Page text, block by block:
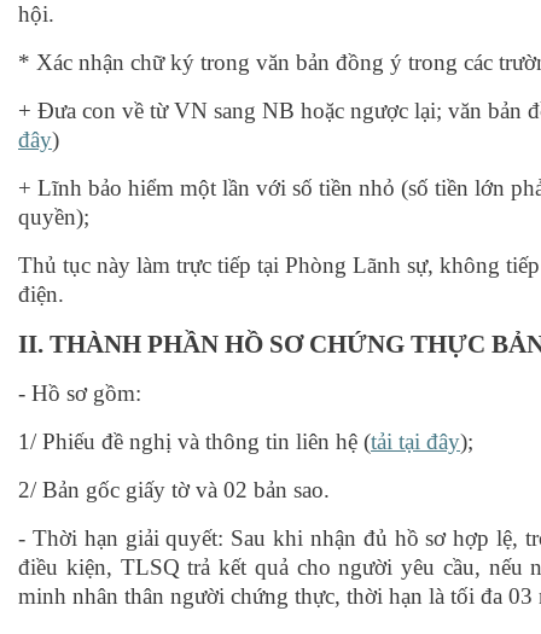
hội.
* Xác nhận chữ ký trong văn bản đồng ý trong các
+ Đưa con về từ VN sang NB hoặc ngược lại; văn bản
đây)
+ Lĩnh bảo hiểm một lần với số tiền nhỏ (số tiền lớn
quyền);
Thủ tục này làm trực tiếp tại Phòng Lãnh sự, không
điện.
II. THÀNH PHẦN HỒ SƠCHỨNG THỰC
- Hồ sơ gồm:
1/ Phiếu đề nghị và thông tin liên hệ (tải tại đây);
2/ Bản gốc giấy tờ và 02 bản sao.
- Thời hạn giải quyết: Sau khi nhận đủ hồ sơ hợp lệ,
điều kiện, TLSQ trả kết quả cho người yêu cầu, nếu
minh nhân thân người chứng thực, thời hạn là tối đa 03